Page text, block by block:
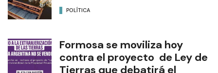
POLÍTICA
Formosa se moviliza hoy
contra el proyecto de Ley de
Tierras que debatirá el